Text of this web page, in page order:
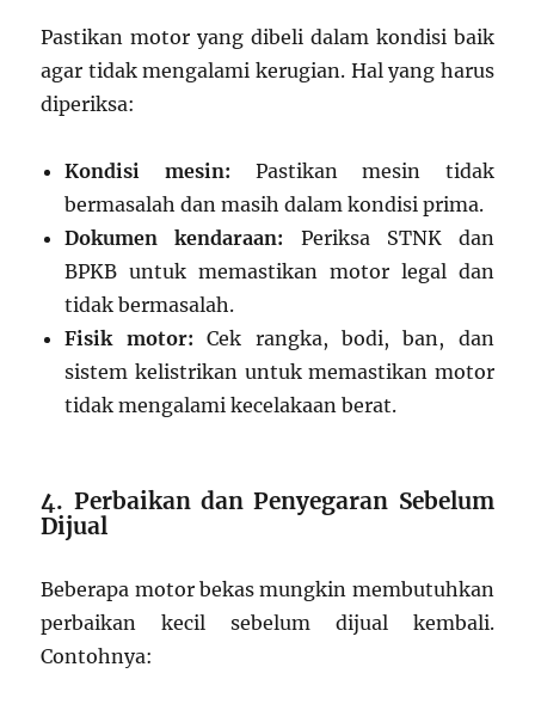
Pastikan motor yang dibeli dalam kondisi baik
agar tidak mengalami kerugian. Hal yang harus
diperiksa:
Kondisi mesin: Pastikan mesin tidak
bermasalah dan masih dalam kondisi prima.
Dokumen kendaraan: Periksa STNK dan
BPKB untuk memastikan motor legal dan
tidak bermasalah.
Fisik motor: Cek rangka, bodi, ban, dan
sistem kelistrikan untuk memastikan motor
tidak mengalami kecelakaan berat.
4. Perbaikan dan Penyegaran Sebelum
Dijual
Beberapa motor bekas mungkin membutuhkan
perbaikan kecil sebelum dijual kembali.
Contohnya: